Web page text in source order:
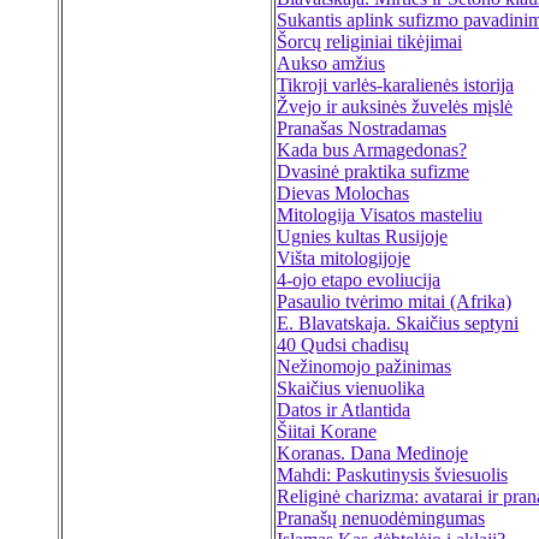
Sukantis aplink sufizmo
Šorcų religiniai tikėjimai
Aukso amžius
Tikroji varlės-karalienės istorija
Žvejo ir auksinės žuvelės mįslė
Pranašas Nostradamas
Kada bus Armagedonas?
Dvasinė praktika sufizme
Dievas Molochas
Mitologija Visatos masteliu
Ugnies kultas Rusijoje
Višta mitologijoje
4-ojo etapo evoliucija
Pasaulio tvėrimo mitai (Afrika)
E. Blavatskaja. Skaičius septyni
40 Qudsi chadisų
Nežinomojo pažinimas
Skaičius vienuolika
Datos ir Atlantida
Šiitai Korane
Koranas. Dana Medinoje
Mahdi: Paskutinysis šviesuolis
Religinė charizma: avatarai ir
Pranašų nenuodėmingumas